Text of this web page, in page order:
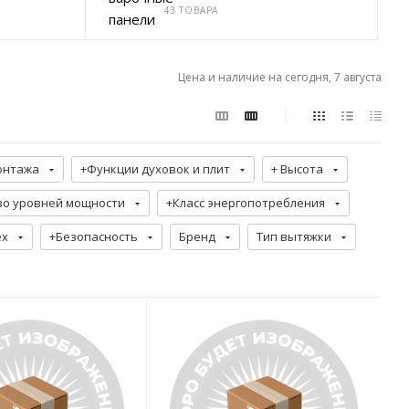
43 ТОВАРА
Цена и наличие на сегодня, 7 августа
+Функции духовок и плит + Высота
уровней мощности +Класс энергопотребления
+Безопасность Бренд Тип вытяжки